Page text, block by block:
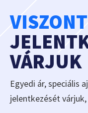
VÁRJUK
Egyedi ár, speciális
jelentkezését